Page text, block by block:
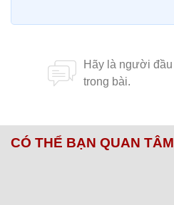
CÓ THỂ BẠN QUAN TÂM